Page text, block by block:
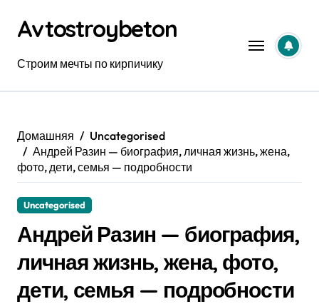
содержанию
Avtostroybeton
Строим мечты по кирпичику
Домашняя
Uncategorised
Андрей Разин — биография, личная жизнь, жена,
фото, дети, семья — подробности
Uncategorised
Андрей Разин — биография,
личная жизнь, жена, фото,
дети, семья — подробности